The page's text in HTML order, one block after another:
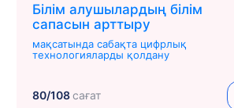
Білім алушылардың білім
сапасын арттыру
мақсатында сабақта цифрлық
технологияларды қолдану
80/108сағат